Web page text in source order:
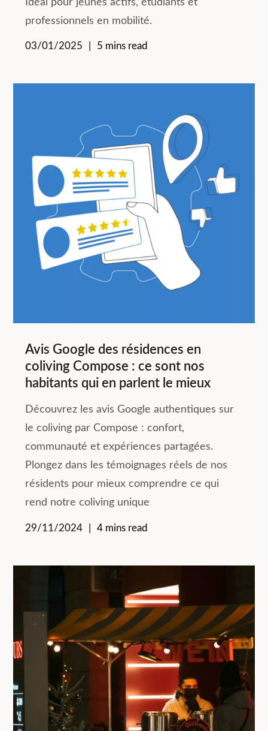
professionnels en mobilité.
03/01/2025 5 mins read
Avis Google des résidences en
coliving Compose : ce sont nos
habitants qui en parlent le mieux
Découvrez les avis Google authentiques sur
le coliving par Compose : confort,
communauté et expériences partagées.
Plongez dans les témoignages réels de nos
résidents pour mieux comprendre ce qui
rend notre coliving unique
29/11/2024 4 mins read